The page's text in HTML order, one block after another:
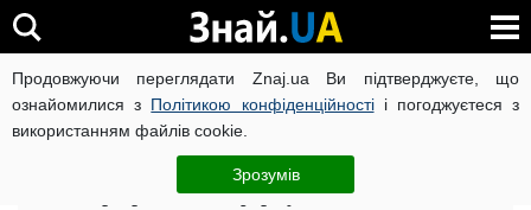
Продовжуючи переглядати Znaj.ua Ви підтверджуєте, що
ознайомилися з Політикою конфіденційностіі погоджуєтеся з
використанням файлів cookie.
Зрозумів
ВІЙНА РОСІЇ ПРОТИ УКРАЇНИ КОРОНАВІРУС В УКРАЇНІ
ЧИТАТЬ НА РУССКОМ
Шахтар представив форму на новий сезон